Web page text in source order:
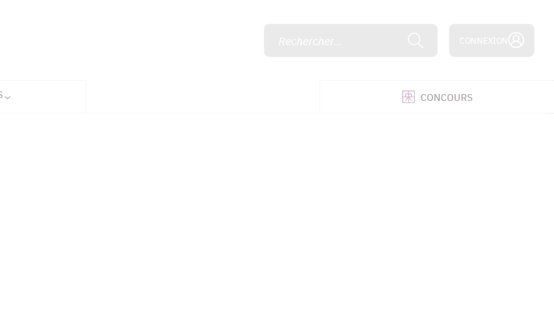
CONCOURS